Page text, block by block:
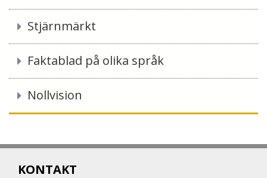
Stjärnmärkt
Faktablad på olika språk
Nollvision
KONTAKT